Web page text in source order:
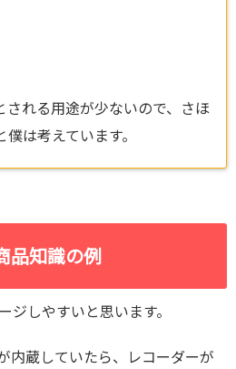
される用途が少ないので、さほ
は考えています。
品知識の例
ジしやすいと思います。
内蔵していたら、レコーダーが